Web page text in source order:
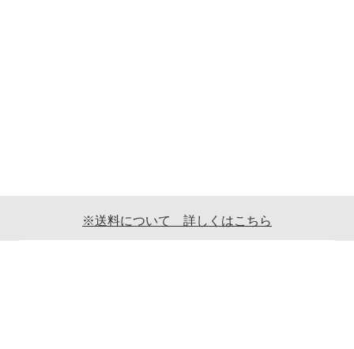
※送料について 詳しくはこちら